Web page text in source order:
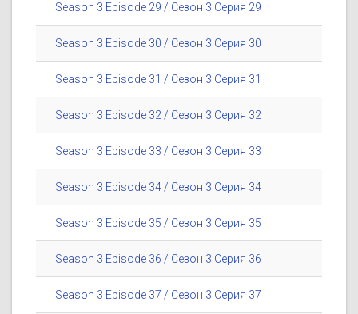
Season 3 Episode 29 / Сезон 3 Серия 29
Season 3 Episode 30 / Сезон 3 Серия 30
Season 3 Episode 31 / Сезон 3 Серия 31
Season 3 Episode 32 / Сезон 3 Серия 32
Season 3 Episode 33 / Сезон 3 Серия 33
Season 3 Episode 34 / Сезон 3 Серия 34
Season 3 Episode 35 / Сезон 3 Серия 35
Season 3 Episode 36 / Сезон 3 Серия 36
Season 3 Episode 37 / Сезон 3 Серия 37